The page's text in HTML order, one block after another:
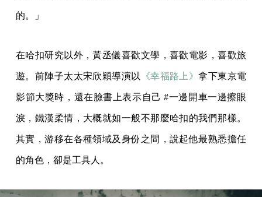
的。」
在哈扣研究以外，黃丞儀喜歡文學，喜歡電影，喜歡旅
遊。前陣子太太宋欣穎導演以 《幸福路上》拿下東京電
影節大獎時，還在臉書上表示自己 #一邊開車一邊擦眼
淚，鐵漢柔情，大概就如一般不那麼哈扣的我們那樣。
其實，游移在各種領域及身份之間，說起他最熟悉擔任
的角色，卻是工具人。